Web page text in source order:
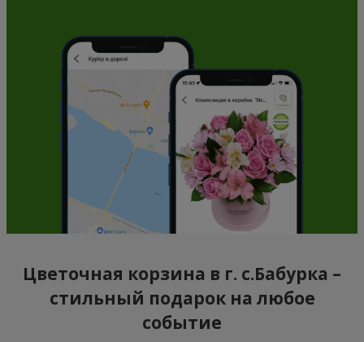
Цветочная корзина в г. с.Бабурка –
стильный подарок на любое
событие